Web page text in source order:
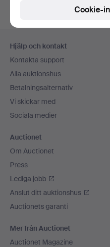
Hjälp och kontakt
Kontakta support
Alla auktionshus
Betalningsalternativ
Vi skickar med
Sociala medier
Auctionet
Om Auctionet
Press
Lediga jobb
Anslut ditt auktionshus
Auctionets garanti
Mer från Auctionet
Auctionet Magazine
Cookie-